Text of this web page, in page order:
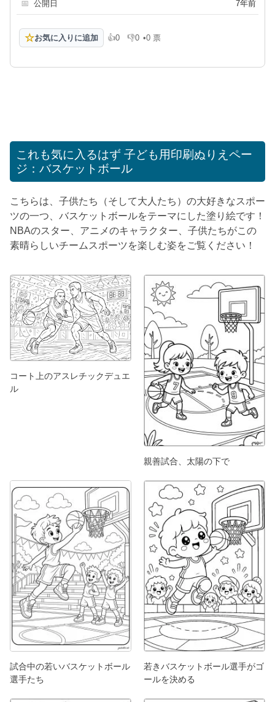
📅 公開日 7年前
☆お気に入りに追加 👍0
高評価👎0
低評価
•0 票
これも気に入るはず 子ども用印刷ぬりえペー
ジ：バスケットボール
こちらは、子供たち（そして大人たち）の大好きなスポー
ツの一つ、バスケットボールをテーマにした塗り絵です！
NBAのスター、アニメのキャラクター、子供たちがこの
素晴らしいチームスポーツを楽しむ姿をご覧ください！
コート上のアスレチックデュエ
ル
親善試合、太陽の下で
試合中の若いバスケットボール
選手たち
若きバスケットボール選手がゴ
ールを決める